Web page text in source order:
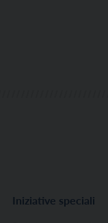
Iniziative speciali